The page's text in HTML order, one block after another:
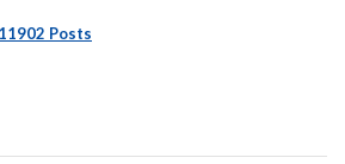
11902 Posts